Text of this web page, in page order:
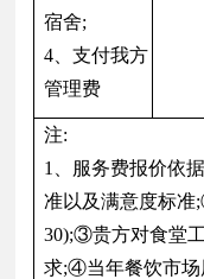
宿舍;
4、支付我方
管理费
注:
1、服务费报价依
准以及满意度标准
30);③贵方对食堂
求;④当年餐饮市场